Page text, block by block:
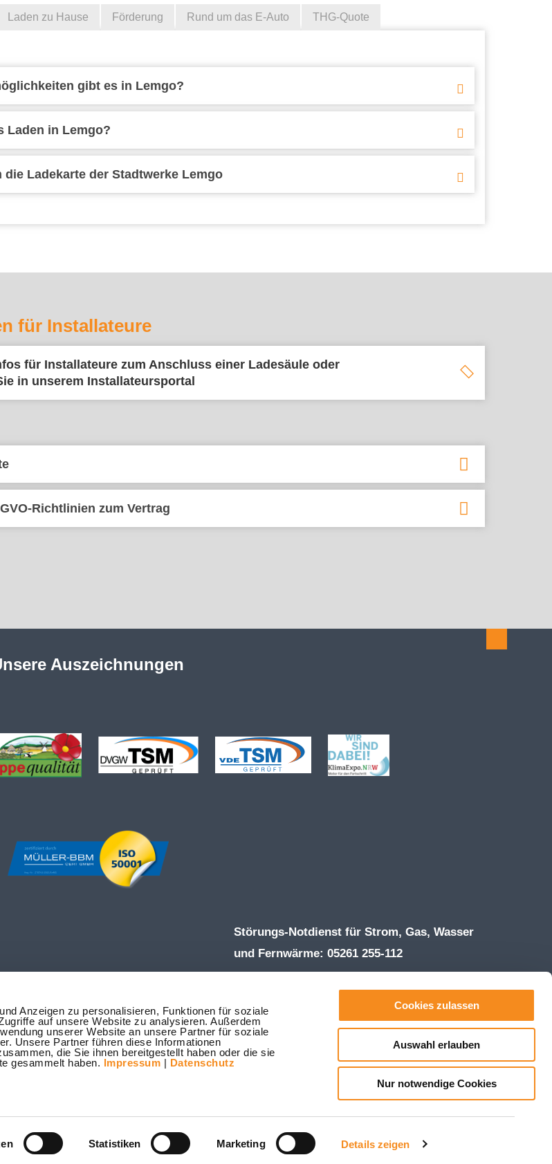
Anzeigen zu personalisieren, Funktionen für soziale
auf unsere Website zu analysieren. Außerdem
unserer Website an unsere Partner für soziale
Unsere Partner führen diese Informationen
die Sie ihnen bereitgestellt haben oder die sie
gesammelt haben. Impressum | Datenschutz
Statistiken Marketing Details zeigen
Cookies zulassen
Auswahl erlauben
Nur notwendige Cookies
Laden zu Hause Förderung Rund um das E-Auto THG-Quote
gibt es in Lemgo?
Laden in Lemgo?
die Ladekarte der Stadtwerke Lemgo
für Installateure
für Installateure zum Anschluss einer Ladesäule oder
in unserem Installateursportal
Richtlinien zum Vertrag
Auszeichnungen
Störungs-Notdienst für Strom, Gas, Wasser
und Fernwärme: 05261 255-112
Montag – Donnerstag 8:00 – 16:30 Uhr
Freitag 8:00 – 13:00 Uhr
Tel. 05261 255-255 | Fax 05261 255-203
WhatsApp 05261 255-0
info(at)stadtwerke-lemgo.de
Datenschutz | Cookie-Einstellungen